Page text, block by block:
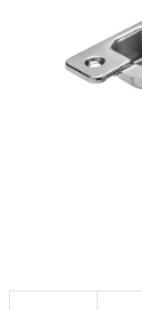
hviezdičiek.